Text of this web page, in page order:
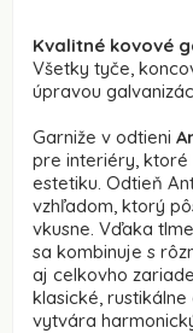
Kvalitné kovové
Všetky tyče,
úpravou
Garniže v odtieni
pre interiéry, ktoré
estetiku. Odtieň
vzhľadom, ktorý
vkusne. Vďaka
sa kombinuje s
aj celkovho
klasické,
vytvára